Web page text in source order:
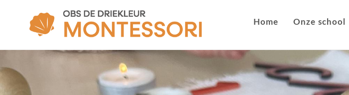
Home Onze school